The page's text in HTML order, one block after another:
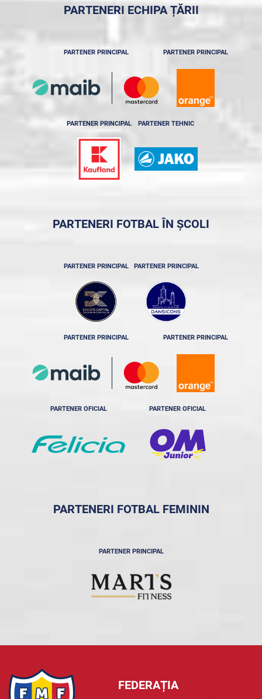
PARTENERI ECHIPA ȚĂRII
PARTENER PRINCIPAL PARTENER PRINCIPAL
PARTENER PRINCIPAL PARTENER TEHNIC
PARTENERI FOTBAL ÎN ȘCOLI
PARTENER PRINCIPAL PARTENER PRINCIPAL
PARTENER PRINCIPAL PARTENER PRINCIPAL
PARTENER OFICIAL PARTENER OFICIAL
PARTENERI FOTBAL FEMININ
PARTENER PRINCIPAL
FEDERAȚIA